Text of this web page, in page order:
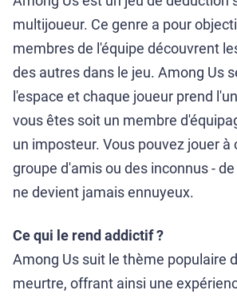
multijoueur. Ce genre a pour
membres de l'équipe découvrent
des autres dans le jeu. Among Us
l'espace et chaque joueur prend
vous êtes soit un membre
un imposteur. Vous pouvez jouer à
groupe d'amis ou des inconnus -
ne devient jamais ennuyeux.
Ce qui le rend addictif ?
Among Us suit le thème populaire
meurtre, offrant ainsi une